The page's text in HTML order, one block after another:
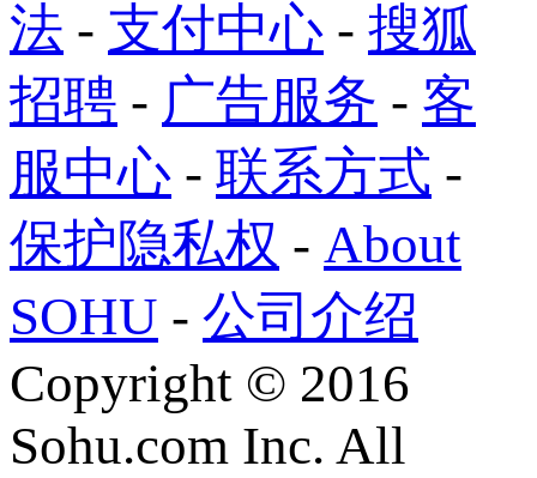
法 - 支付中心 - 搜狐
招聘 - 广告服务 - 客
服中心 - 联系方式 -
保护隐私权 - About
SOHU - 公司介绍
Copyright © 2016
Sohu.com Inc. All